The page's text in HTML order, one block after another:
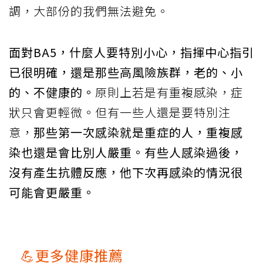
調，大部份的我們無法避免。
面對BA5，什麼人要特別小心，指揮中心指引
已很明確，還是那些高風險族群，老的、小
的、不健康的。 原則上若是有重複感染，症
狀只會更輕微。但有一些人還是要特別注
意， 那些第一次感染就是重症的人，重複感
染也還是會比別人嚴重。有些人感染過後，
沒有產生抗體反應，他下次再感染的情況很
可能會更嚴重。
💪更多健康推薦